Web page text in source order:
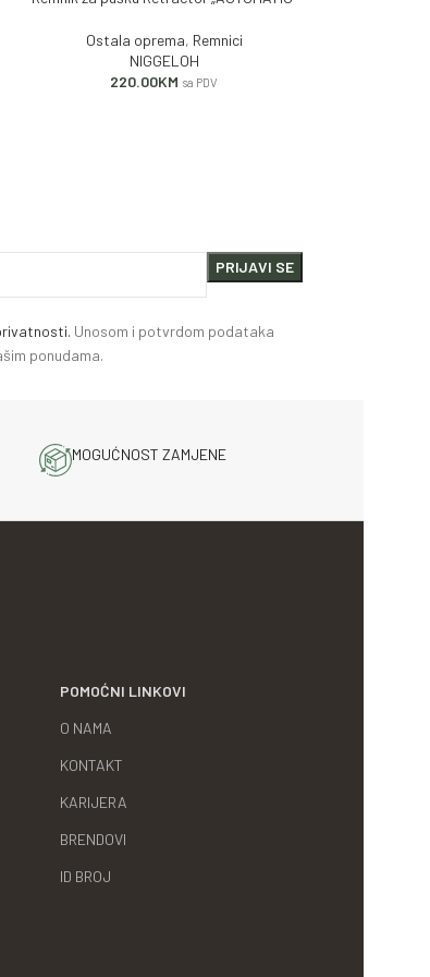
Ostala oprema, Remnici
NIGGELOH
220.00KM sa PDV
Unosom i potvrdom podataka
ponudama.
MOGUĆNOST ZAMJENE
POMOĆNI LINKOVI
O NAMA
KONTAKT
KARIJERA
BRENDOVI
ID BROJ